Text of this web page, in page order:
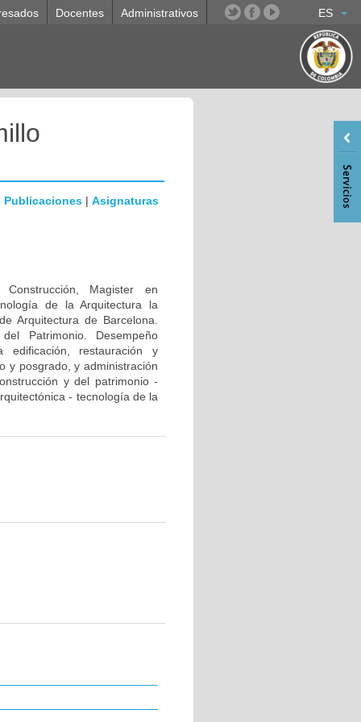
ES
Docentes Administrativos
Publicaciones | Asignaturas
Magister en
de la Arquitectura la
Arquitectura de Barcelona.
Patrimonio. Desempeño
restauración y
y posgrado, y administración
y del patrimonio -
- tecnología de la